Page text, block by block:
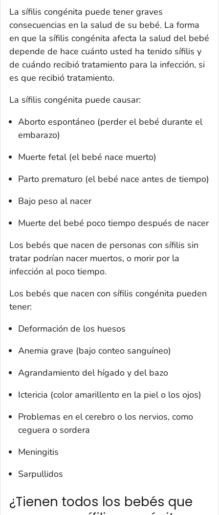
La sífilis congénita puede tener graves
consecuencias en la salud de su bebé. La forma
en que la sífilis congénita afecta la salud del bebé
depende de hace cuánto usted ha tenido sífilis y
de cuándo recibió tratamiento para la infección, si
es que recibió tratamiento.
La sífilis congénita puede causar:
Aborto espontáneo (perder el bebé durante el
embarazo)
Muerte fetal (el bebé nace muerto)
Parto prematuro (el bebé nace antes de tiempo)
Bajo peso al nacer
Muerte del bebé poco tiempo después de nacer
Los bebés que nacen de personas con sífilis sin
tratar podrían nacer muertos, o morir por la
infección al poco tiempo.
Los bebés que nacen con sífilis congénita pueden
tener:
Deformación de los huesos
Anemia grave (bajo conteo sanguíneo)
Agrandamiento del hígado y del bazo
Ictericia (color amarillento en la piel o los ojos)
Problemas en el cerebro o los nervios, como
ceguera o sordera
Meningitis
Sarpullidos
¿Tienen todos los bebés que